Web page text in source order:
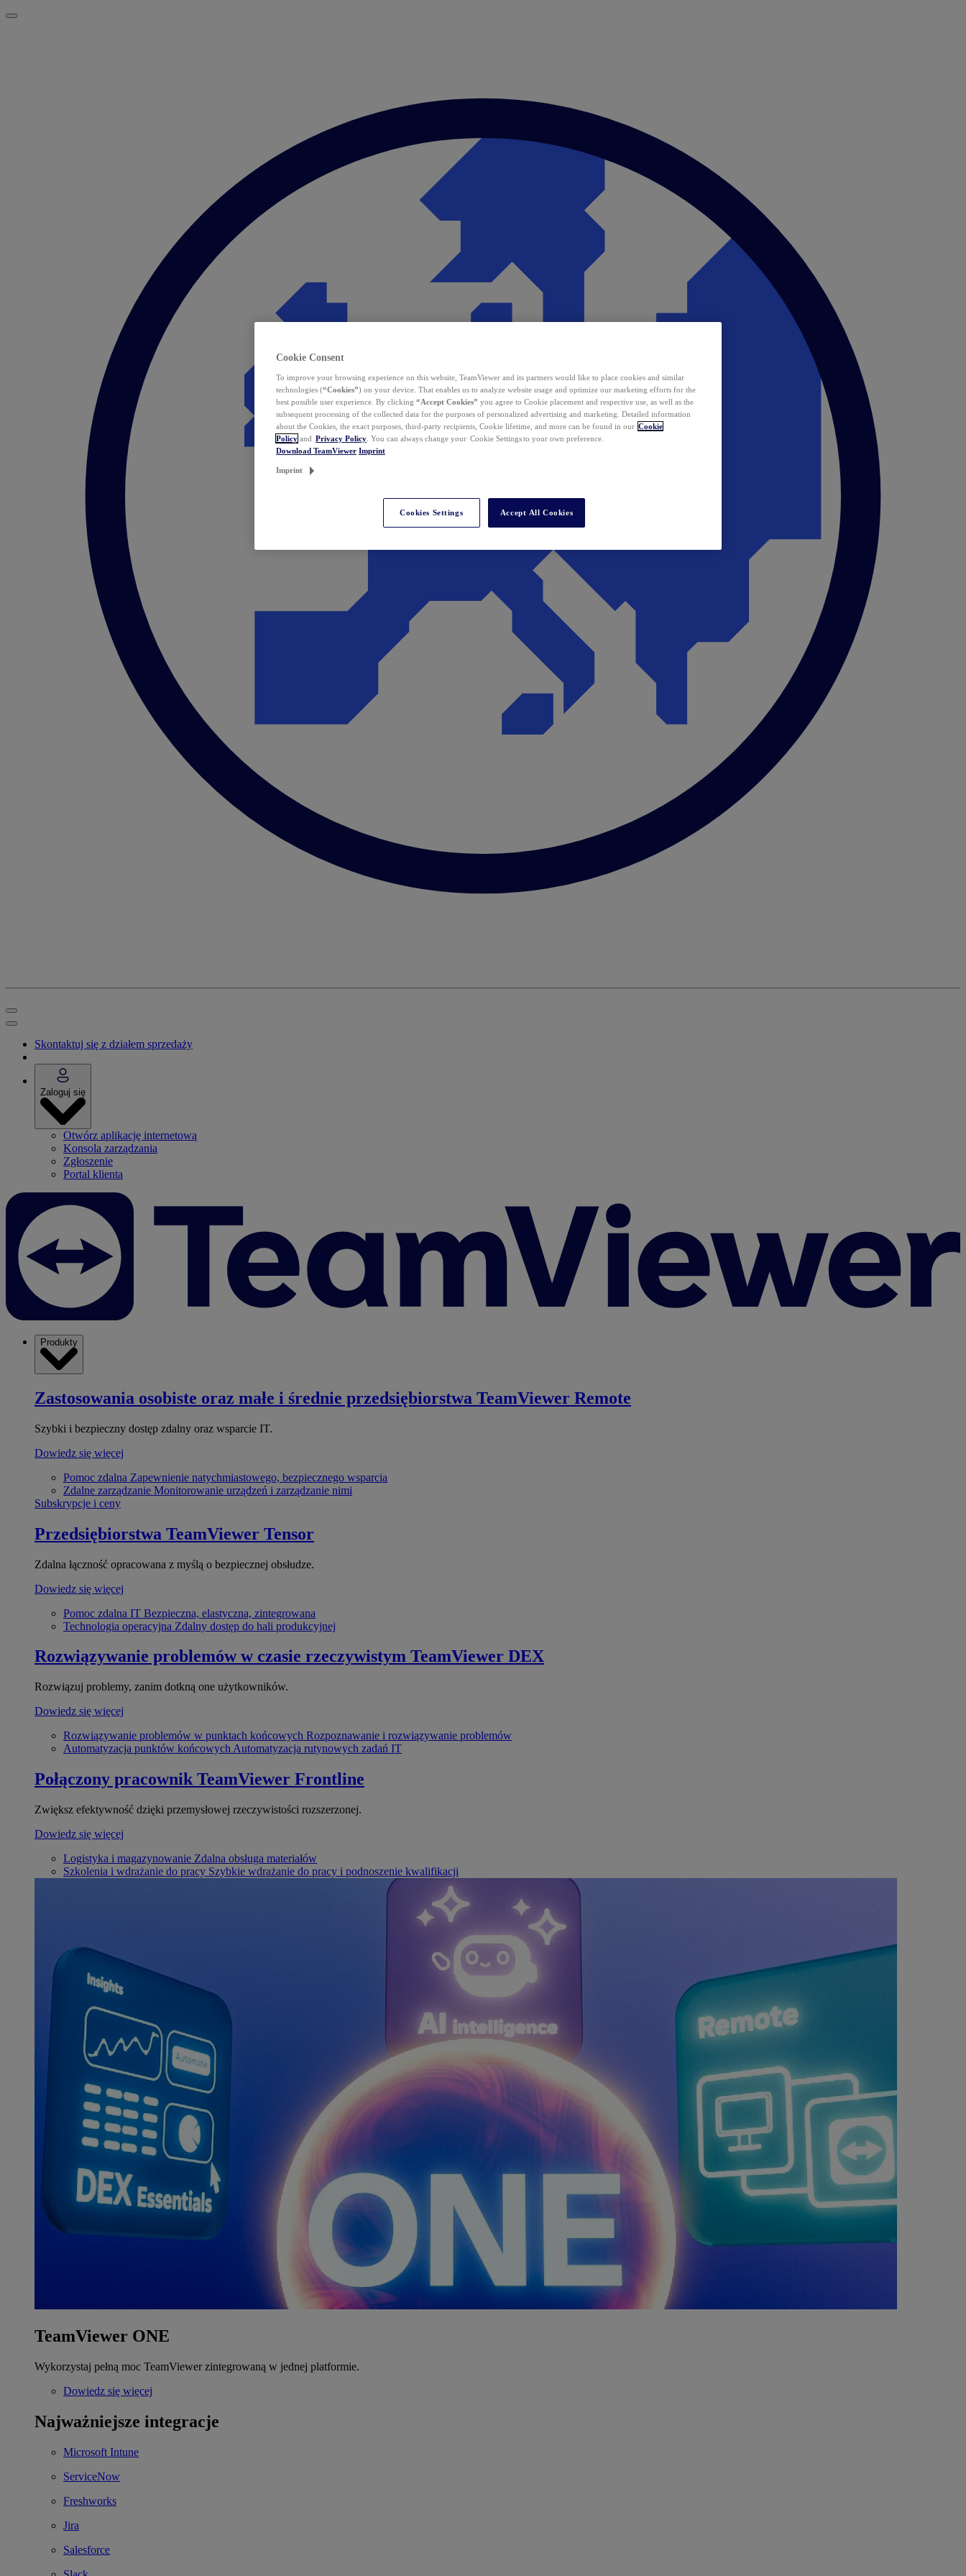
Skontaktuj się z działem sprzedaży
Zaloguj się
Otwórz aplikację internetową
Konsola zarządzania
Zgłoszenie
Portal klienta
Produkty
Zastosowania osobiste oraz małe i średnie przedsiębiorstwa TeamViewer Remote
Szybki i bezpieczny dostęp zdalny oraz wsparcie IT.
Dowiedz się więcej
Pomoc zdalna Zapewnienie natychmiastowego, bezpiecznego wsparcia
Zdalne zarządzanie Monitorowanie urządzeń i zarządzanie nimi
Subskrypcje i ceny
Przedsiębiorstwa TeamViewer Tensor
Zdalna łączność opracowana z myślą o bezpiecznej obsłudze.
Dowiedz się więcej
Pomoc zdalna IT Bezpieczna, elastyczna, zintegrowana
Technologia operacyjna Zdalny dostęp do hali produkcyjnej
Rozwiązywanie problemów w czasie rzeczywistym TeamViewer DEX
Rozwiązuj problemy, zanim dotkną one użytkowników.
Dowiedz się więcej
Rozwiązywanie problemów w punktach końcowych Rozpoznawanie i rozwiązywanie problemów
Automatyzacja punktów końcowych Automatyzacja rutynowych zadań IT
Połączony pracownik TeamViewer Frontline
Zwiększ efektywność dzięki przemysłowej rzeczywistości rozszerzonej.
Dowiedz się więcej
Logistyka i magazynowanie Zdalna obsługa materiałów
Szkolenia i wdrażanie do pracy Szybkie wdrażanie do pracy i podnoszenie kwalifikacji
TeamViewer ONE
Wykorzystaj pełną moc TeamViewer zintegrowaną w jednej platformie.
Dowiedz się więcej
Najważniejsze integracje
Microsoft Intune
ServiceNow
Freshworks
Jira
Salesforce
Cookie Consent
To improve your browsing experience on this website, TeamViewer and its partners would like to place cookies and similar
technologies (“Cookies”) on your device. That enables us to analyze website usage and optimize our marketing efforts for the
best possible user experience. By clicking “Accept Cookies” you agree to Cookie placement and respective use, as well as the
subsequent processing of the collected data for the purposes of personalized advertising and marketing. Detailed information
about the Cookies, the exact purposes, third-party recipients, Cookie lifetime, and more can be found in our Cookie
Policy and Privacy Policy . You can always change your Cookie Settings to your own preference.
Download TeamViewer Imprint
Imprint
Cookies Settings Accept All Cookies